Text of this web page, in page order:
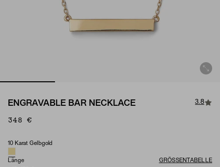
ENGRAVABLE BAR NECKLACE 3.8
348 €
Material
10 Karat Gelbgold
Länge
GRÖSSENTABELLE